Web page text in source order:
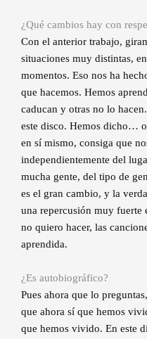
¿Qué cambios hay con
Con el anterior trabajo,
situaciones muy distintas,
momentos. Eso nos ha
que hacemos. Hemos
caducan y otras no lo
este disco. Hemos dicho…
en sí mismo, consiga que
independientemente del
mucha gente, del tipo de
es el gran cambio, y la
una repercusión muy fuerte
no quiero hacer, las
aprendida.
¿Es autobiográfico?
Pues ahora que lo
que ahora sí que hemos
que hemos vivido. En este